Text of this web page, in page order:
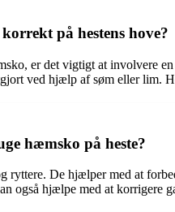
på hestens hove?
er det vigtigt at involvere
ved hjælp af søm eller lim.
hæmsko på heste?
ryttere. De hjælper med at
også hjælpe med at korrigere